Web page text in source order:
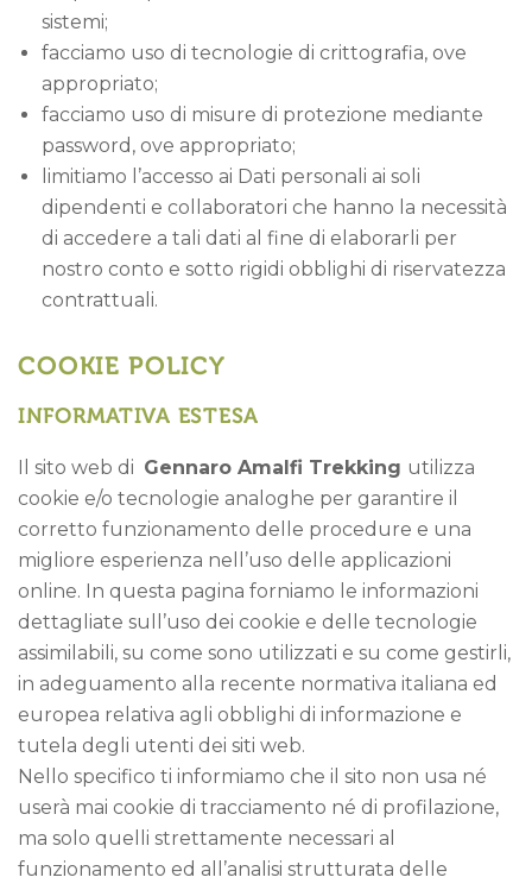
sistemi;
facciamo uso di tecnologie di crittografia, ove
appropriato;
facciamo uso di misure di protezione mediante
password, ove appropriato;
limitiamo l’accesso ai Dati personali ai soli
dipendenti e collaboratori che hanno la necessità
di accedere a tali dati al fine di elaborarli per
nostro conto e sotto rigidi obblighi di riservatezza
contrattuali.
COOKIE POLICY
INFORMATIVA ESTESA
Il sito web di Gennaro Amalfi Trekking utilizza
cookie e/o tecnologie analoghe per garantire il
corretto funzionamento delle procedure e una
migliore esperienza nell’uso delle applicazioni
online. In questa pagina forniamo le informazioni
dettagliate sull’uso dei cookie e delle tecnologie
assimilabili, su come sono utilizzati e su come gestirli,
in adeguamento alla recente normativa italiana ed
europea relativa agli obblighi di informazione e
tutela degli utenti dei siti web.
Nello specifico ti informiamo che il sito non usa né
userà mai cookie di tracciamento né di profilazione,
ma solo quelli strettamente necessari al
funzionamento ed all’analisi strutturata delle